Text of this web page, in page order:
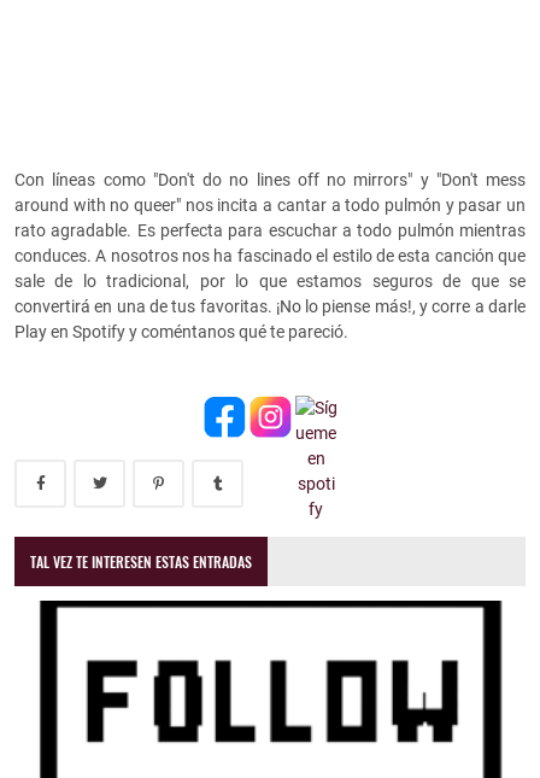
Con líneas como "Don't do no lines off no mirrors" y "Don't mess
around with no queer" nos incita a cantar a todo pulmón y pasar un
rato agradable. Es perfecta para escuchar a todo pulmón mientras
conduces. A nosotros nos ha fascinado el estilo de esta canción que
sale de lo tradicional, por lo que estamos seguros de que se
convertirá en una de tus favoritas. ¡No lo piense más!, y corre a darle
Play en Spotify y coméntanos qué te pareció.
TAL VEZ TE INTERESEN ESTAS ENTRADAS